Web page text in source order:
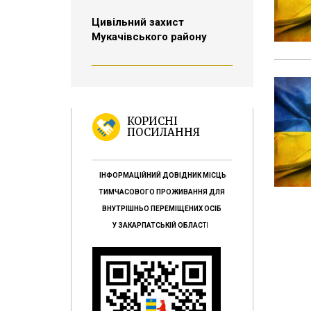
Цивільний захист
Мукачівського району
КОРИСНІ
ПОСИЛАННЯ
ІНФОРМАЦІЙНИЙ ДОВІДНИК МІСЦЬ
ТИМЧАСОВОГО ПРОЖИВАННЯ ДЛЯ
ВНУТРІШНЬО ПЕРЕМІЩЕНИХ ОСІБ
У ЗАКАРПАТСЬКІЙ ОБЛАСТІ